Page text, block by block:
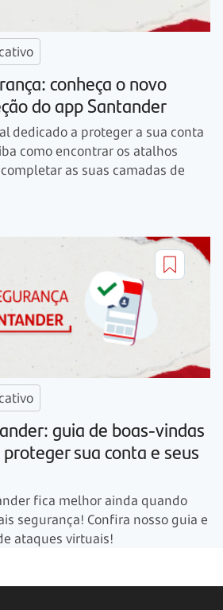
conheça o novo
do app Santander
dedicado a proteger a sua conta
como encontrar os atalhos
as suas camadas de
guia de boas-vindas
sua conta e seus
fica melhor ainda quando
segurança! Confira nosso guia e
ataques virtuais!